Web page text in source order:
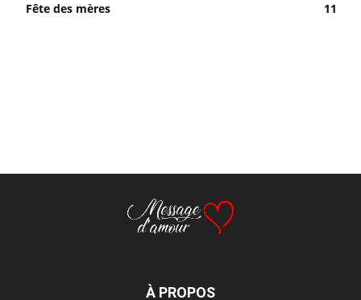
Fête des mères
11
À PROPOS